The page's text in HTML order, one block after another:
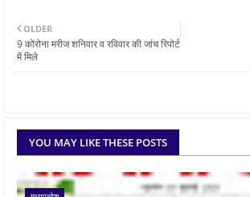
OLDER
9 कोरोना मरीज शनिवार व रविवार की जांच रिपोर्ट
में मिले
YOU MAY LIKE THESE POSTS